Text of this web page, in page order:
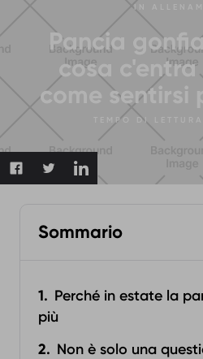
IN
Pancia
cosa
come sentirsi
TEMPO DI
Sommario
Perché in estate la
più
Non è solo una